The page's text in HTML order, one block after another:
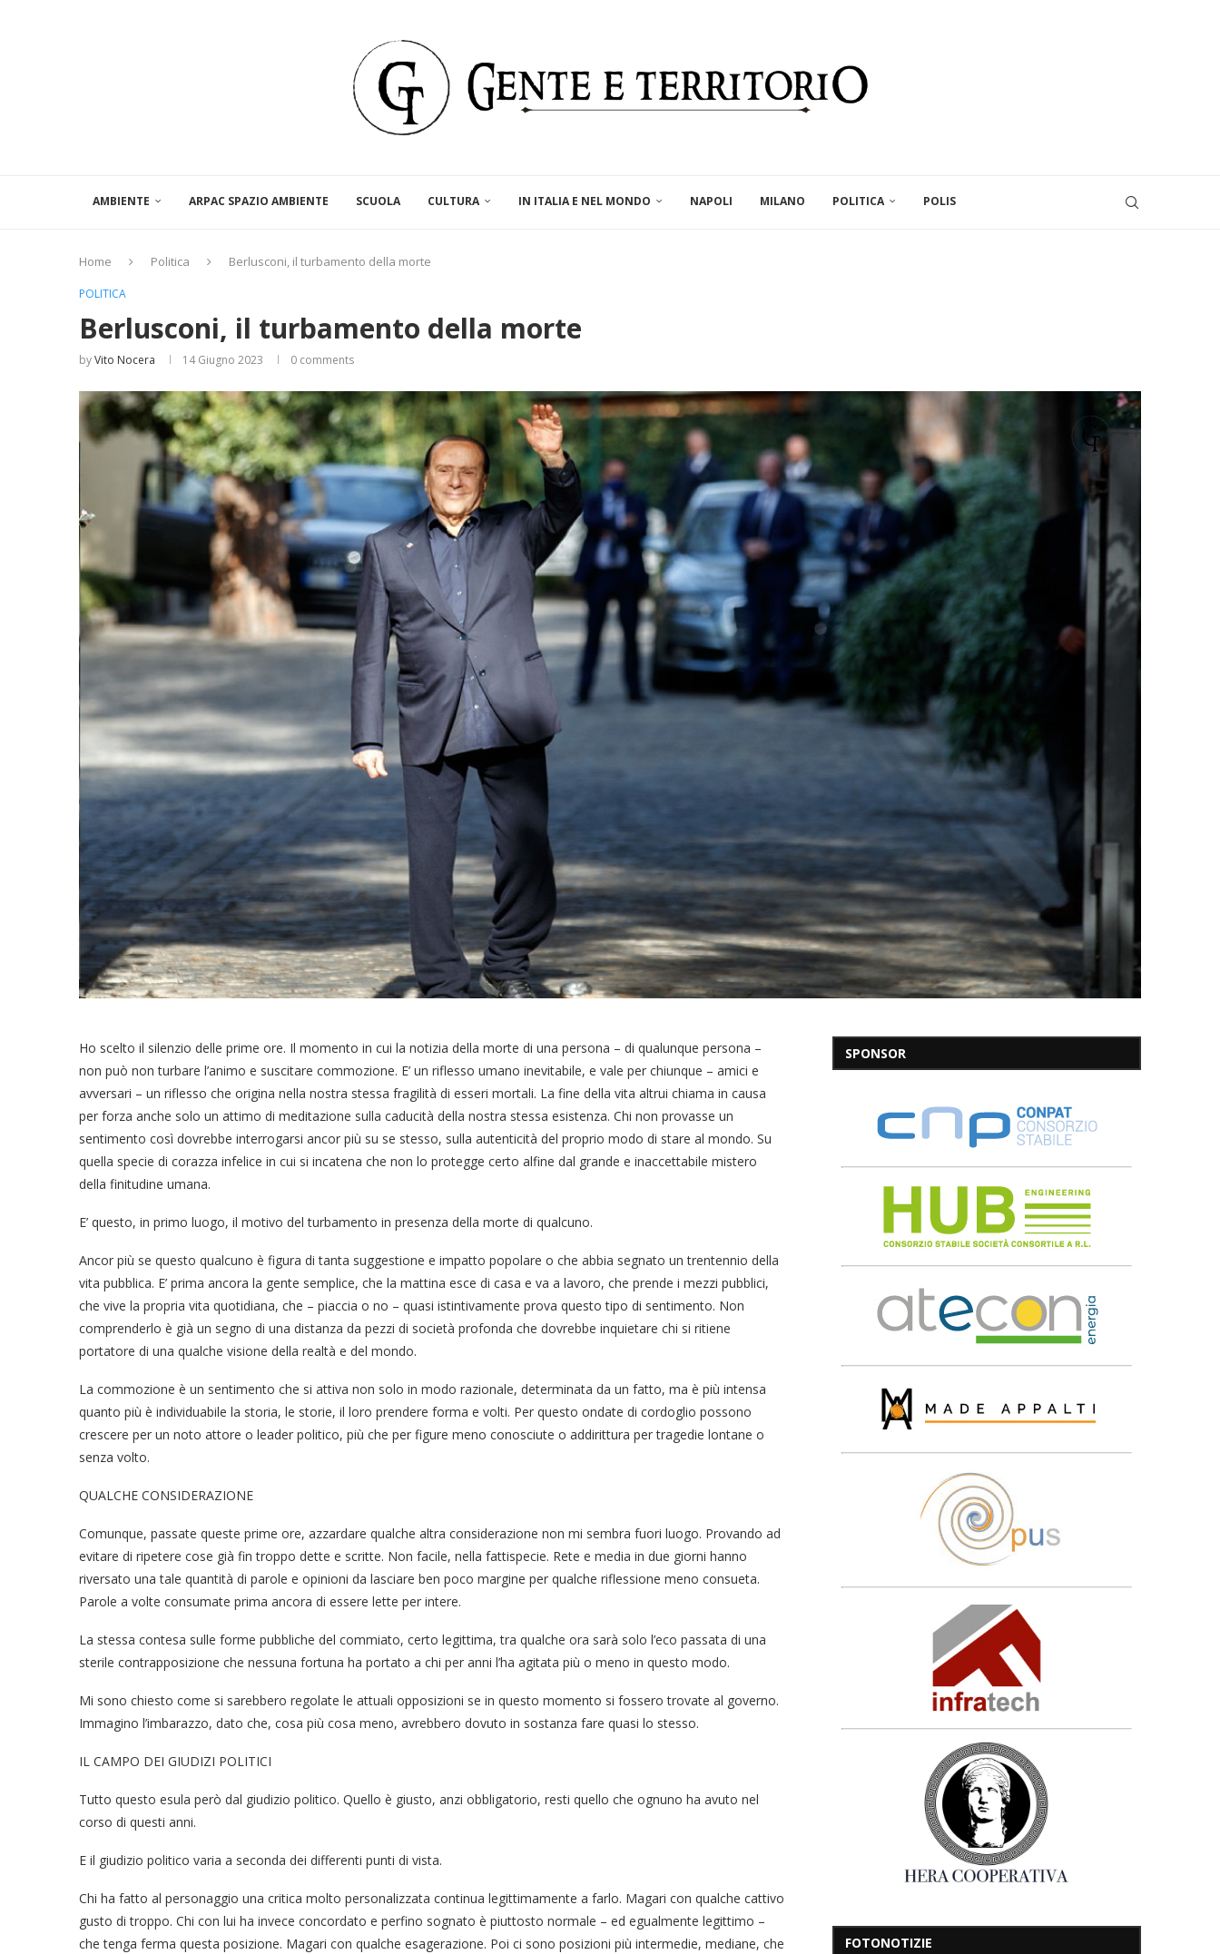
AMBIENTE ARPAC SPAZIO AMBIENTE SCUOLA CULTURA IN ITALIA E NEL MONDO NAPOLI MILANO POLITICA POLIS
Home Politica Berlusconi, il turbamento della morte
POLITICA
Berlusconi, il turbamento della morte
byVito Nocera 14 Giugno 2023 0 comments
Ho scelto il silenzio delle prime ore. Il momento in cui la notizia della morte di una persona – di qualunque persona –
non può non turbare l’animo e suscitare commozione. E’ un riflesso umano inevitabile, e vale per chiunque – amici e
avversari – un riflesso che origina nella nostra stessa fragilità di esseri mortali. La fine della vita altrui chiama in causa
per forza anche solo un attimo di meditazione sulla caducità della nostra stessa esistenza. Chi non provasse un
sentimento così dovrebbe interrogarsi ancor più su se stesso, sulla autenticità del proprio modo di stare al mondo. Su
quella specie di corazza infelice in cui si incatena che non lo protegge certo alfine dal grande e inaccettabile mistero
della finitudine umana.
E’ questo, in primo luogo, il motivo del turbamento in presenza della morte di qualcuno.
Ancor più se questo qualcuno è figura di tanta suggestione e impatto popolare o che abbia segnato un trentennio della
vita pubblica. E’ prima ancora la gente semplice, che la mattina esce di casa e va a lavoro, che prende i mezzi pubblici,
che vive la propria vita quotidiana, che – piaccia o no – quasi istintivamente prova questo tipo di sentimento. Non
comprenderlo è già un segno di una distanza da pezzi di società profonda che dovrebbe inquietare chi si ritiene
portatore di una qualche visione della realtà e del mondo.
La commozione è un sentimento che si attiva non solo in modo razionale, determinata da un fatto, ma è più intensa
quanto più è individuabile la storia, le storie, il loro prendere forma e volti. Per questo ondate di cordoglio possono
crescere per un noto attore o leader politico, più che per figure meno conosciute o addirittura per tragedie lontane o
senza volto.
QUALCHE CONSIDERAZIONE
Comunque, passate queste prime ore, azzardare qualche altra considerazione non mi sembra fuori luogo. Provando ad
evitare di ripetere cose già fin troppo dette e scritte. Non facile, nella fattispecie. Rete e media in due giorni hanno
riversato una tale quantità di parole e opinioni da lasciare ben poco margine per qualche riflessione meno consueta.
Parole a volte consumate prima ancora di essere lette per intere.
La stessa contesa sulle forme pubbliche del commiato, certo legittima, tra qualche ora sarà solo l’eco passata di una
sterile contrapposizione che nessuna fortuna ha portato a chi per anni l’ha agitata più o meno in questo modo.
Mi sono chiesto come si sarebbero regolate le attuali opposizioni se in questo momento si fossero trovate al governo.
Immagino l’imbarazzo, dato che, cosa più cosa meno, avrebbero dovuto in sostanza fare quasi lo stesso.
IL CAMPO DEI GIUDIZI POLITICI
Tutto questo esula però dal giudizio politico. Quello è giusto, anzi obbligatorio, resti quello che ognuno ha avuto nel
corso di questi anni.
E il giudizio politico varia a seconda dei differenti punti di vista.
Chi ha fatto al personaggio una critica molto personalizzata continua legittimamente a farlo. Magari con qualche cattivo
gusto di troppo. Chi con lui ha invece concordato e perfino sognato è piuttosto normale – ed egualmente legittimo –
che tenga ferma questa posizione. Magari con qualche esagerazione. Poi ci sono posizioni più intermedie, mediane, che
SPONSOR
FOTONOTIZIE